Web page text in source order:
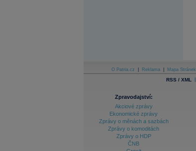
O Patria.cz Reklama Mapa Stránek
RSS / XML |
Zpravodajství:
Akciové zprávy
Ekonomické zprávy
Zprávy o měnách a sazbách
Zprávy o komoditách
Zprávy o HDP
ČNB